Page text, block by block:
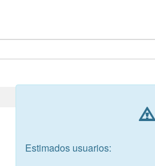
Estimados usuarios: